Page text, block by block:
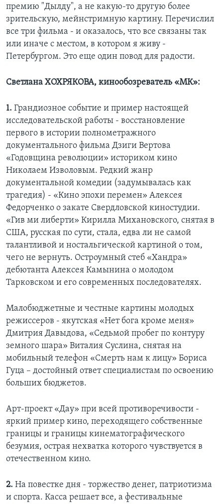
премию "Дылду", а не какую-то другую более
зрительскую, мейнстримную картину. Перечислил
все три фильма - и оказалось, что все связаны так
или иначе с местом, в котором я живу -
Петербургом. Это еще один повод для радости.
Светлана ХОХРЯКОВА, кинообозреватель «МК»:
1. Грандиозное событие и пример настоящей
исследовательской работы - восстановление
первого в истории полнометражного
документального фильма Дзиги Вертова
«Годовщина революции» историком кино
Николаем Изволовым. Редкий жанр
документальной комедии (задумывалась как
трагедия) - «Кино эпохи перемен» Алексея
Федорченко о закате Свердловской киностудии.
«Гив ми либерти» Кирилла Михановского, снятая в
США, русская по сути, стала, едва ли не самой
талантливой и ностальгической картиной о том,
чего не вернуть. Остроумный стеб «Хандра»
дебютанта Алексея Камынина о молодом
Тарковском и его современных последователях.
Малобюджетные и честные картины молодых
режиссеров - якутская «Нет бога кроме меня»
Дмитрия Давыдова, «Седьмой пробег по контуру
земного шара» Виталия Суслина, снятая на
мобильный телефон «Смерть нам к лицу» Бориса
Гуца – достойный ответ специалистам по освоению
больших бюджетов.
Арт-проект «Дау» при всей противоречивости -
яркий пример кино, переходящего собственные
границы и границы кинематографического
безумия, острая нехватка которого чувствуется в
отечественном кино.
2. На повестке дня - торжество денег, патриотизма
и спорта. Касса решает все, а фестивальные